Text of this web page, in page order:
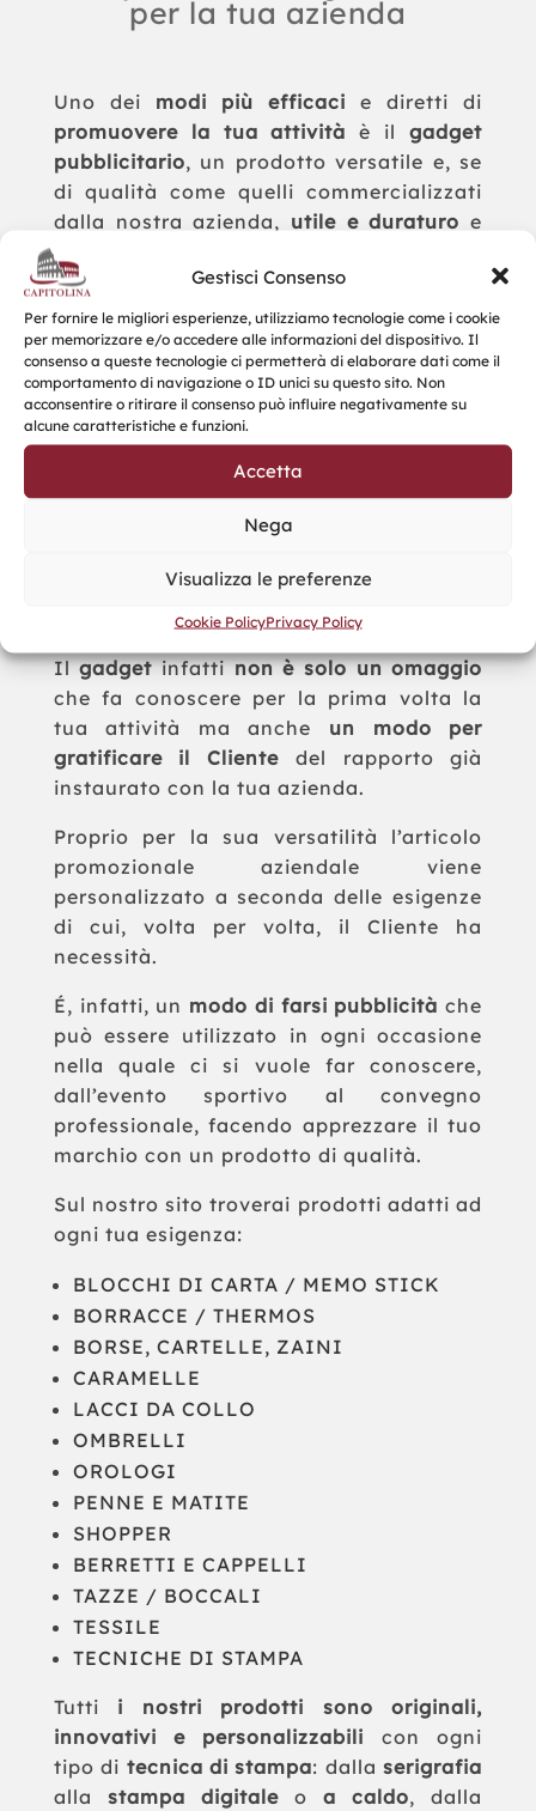
Gestisci Consenso
Per fornire le migliori esperienze, utilizziamo tecnologie come i cookie
per memorizzare e/o accedere alle informazioni del dispositivo. Il
consenso a queste tecnologie ci permetterà di elaborare dati come il
comportamento di navigazione o ID unici su questo sito. Non
acconsentire o ritirare il consenso può influire negativamente su
alcune caratteristiche e funzioni.
Accetta
Nega
Visualizza le preferenze
Cookie PolicyPrivacy Policy
per la tua azienda
Uno dei modi più efficaci e diretti di
promuovere la tua attività è ilgadget
pubblicitario, un prodotto versatile e, se
di qualità come quelli commercializzati
dalla nostra azienda, utile e duraturo e
quindi con un
dilatato nel tempo.
Laqualità del prodottoè diprimaria
importanzaperché l’affidabilità
dell’azienda che lo regala deve essere
veicolata da un oggetto che ne sia lo
specchio in termini di messaggio, di
fattura e di utilità.
fidelizzare i clienti
ritorno in termini di relazioni
professionalidavvero impressionante.
Ilgadgetinfattinon è solo un omaggio
che fa conoscere per la prima volta la
tua attività ma anche un modo per
gratificare il Cliente del rapporto già
instaurato con la tua azienda.
Proprio per la sua versatilità l’articolo
promozionale aziendale viene
personalizzato a seconda delle esigenze
di cui, volta per volta, il Cliente ha
necessità.
É, infatti, un modo di farsi pubblicità che
può essere utilizzato in ogni occasione
nella quale ci si vuole far conoscere,
dall’evento sportivo al convegno
professionale, facendo apprezzare il tuo
marchio con un prodotto di qualità.
Sul nostro sito troverai prodotti adatti ad
ogni tua esigenza:
BLOCCHI DI CARTA / MEMO STICK
BORRACCE / THERMOS
BORSE, CARTELLE, ZAINI
CARAMELLE
LACCI DA COLLO
OMBRELLI
OROLOGI
PENNE E MATITE
SHOPPER
BERRETTI E CAPPELLI
TAZZE / BOCCALI
TESSILE
TECNICHE DI STAMPA
Tutti i nostri prodotti sono originali,
innovativi e personalizzabili con ogni
tipo di tecnica di stampa: dallaserigrafia
alla stampa digitaleoa caldo, dalla